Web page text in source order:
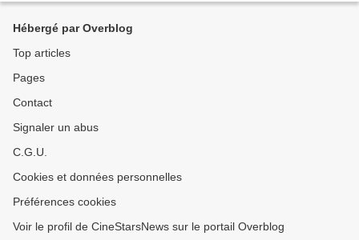
Hébergé par Overblog
Top articles
Pages
Contact
Signaler un abus
C.G.U.
Cookies et données personnelles
Préférences cookies
Voir le profil de CineStarsNews sur le portail Overblog